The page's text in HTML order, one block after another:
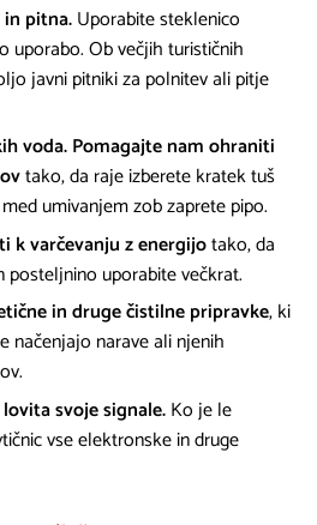
pitna.Uporabite steklenico
uporabo. Ob večjih turističnih
javni pitniki za polnitev ali pitje
voda. Pomagajte nam ohraniti
tako, da raje izberete kratek tuš
umivanjem zob zaprete pipo.
k varčevanju z energijotako, da
posteljnino uporabite večkrat.
in druge čistilne pripravke, ki
načenjajo narave ali njenih
svoje signale.Ko je le
vse elektronske in druge